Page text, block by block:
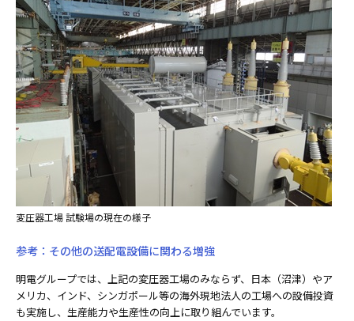
変圧器工場 試験場の現在の様子
参考：その他の送配電設備に関わる増強
明電グループでは、上記の変圧器工場のみならず、日本（沼津）やア
メリカ、インド、シンガポール等の海外現地法人の工場への設備投資
も実施し、生産能力や生産性の向上に取り組んでいます。